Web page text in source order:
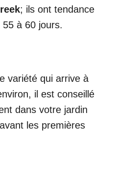
; ils ont tendance
à 60 jours.
variété qui arrive à
il est conseillé
dans votre jardin
les premières